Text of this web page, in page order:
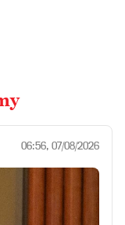
06:56, 07/08/2026